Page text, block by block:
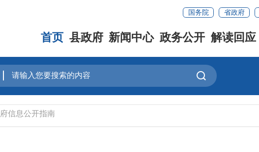
国务院 省政府
首页 县政府 新闻中心 政务公开 解读回应
信息公开指南